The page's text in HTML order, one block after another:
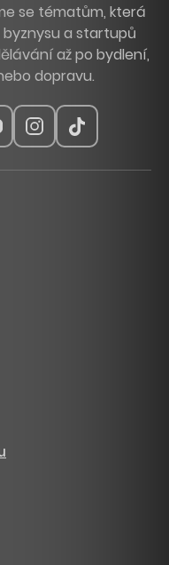
se tématům, která
a startupů
až po bydlení,
dopravu.